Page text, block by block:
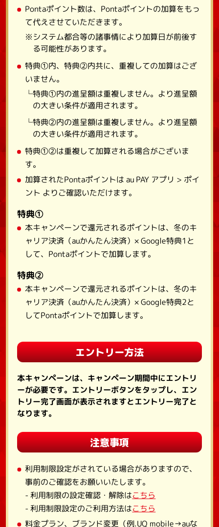
Pontaポイント数は、Pontaポイントの加算をもっ
て代えさせていただきます。
※システム都合等の諸事情により加算日が前後す
る可能性があります。
特典①内、特典②内共に、重複しての加算はござ
いません。
└特典①内の進呈額は重複しません。より進呈額
の大きい条件が適用されます。
└特典②内の進呈額は重複しません。より進呈額
の大きい条件が適用されます。
特典①②は重複して加算される場合がございま
す。
加算されたPontaポイントは au PAY アプリ > ポイ
ント よりご確認いただけます。
特典①
本キャンペーンで還元されるポイントは、冬のキ
ャリア決済（auかんたん決済）× Google特典1と
して、Pontaポイントで加算します。
特典②
本キャンペーンで還元されるポイントは、冬のキ
ャリア決済（auかんたん決済）× Google特典2と
してPontaポイントで加算します。
エントリー方法
本キャンペーンは、キャンペーン期間中にエントリ
ーが必要です。エントリーボタンをタップし、エン
トリー完了画面が表示されますとエントリー完了と
なります。
注意事項
利用制限設定がされている場合がありますので、
事前のご確認をお願いいたします。
- 利用制限の設定確認・解除はこちら
- 利用制限設定のご利用方法はこちら
料金プラン、ブランド変更（例.UQ mobile→auな